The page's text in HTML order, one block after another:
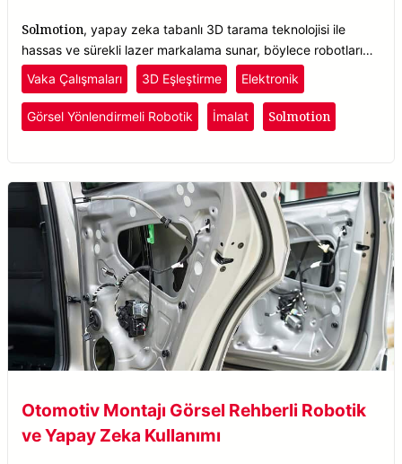
Solmotion, yapay zeka tabanlı 3D tarama teknolojisi ile
hassas ve sürekli lazer markalama sunar, böylece robotların
parçaları gerçek zamanlı olarak konumlandırarak nesneleri
doğru bir şekilde tanıyıp işaretlemesini sağlar.
Vaka Çalışmaları 3D Eşleştirme Elektronik
Görsel Yönlendirmeli Robotik İmalat Solmotion
Otomotiv Montajı Görsel Rehberli Robotik
ve Yapay Zeka Kullanımı